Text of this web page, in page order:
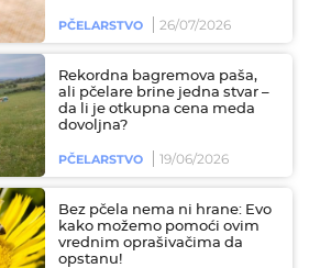
PČELARSTVO 26/07/2026
Rekordna bagremova paša,
ali pčelare brine jedna stvar –
da li je otkupna cena meda
dovoljna?
PČELARSTVO 19/06/2026
Bez pčela nema ni hrane: Evo
kako možemo pomoći ovim
vrednim oprašivačima da
opstanu!